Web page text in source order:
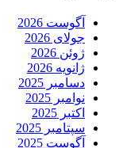
آگوست 2026
جولای 2026
ژوئن 2026
ژانویه 2026
دسامبر 2025
نوامبر 2025
اکتبر 2025
سپتامبر 2025
آگوست 2025